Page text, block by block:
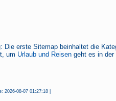
Die erste Sitemap beinhaltet die
um Urlaub und Reisen geht es in
2026-08-07 01:27:18 |